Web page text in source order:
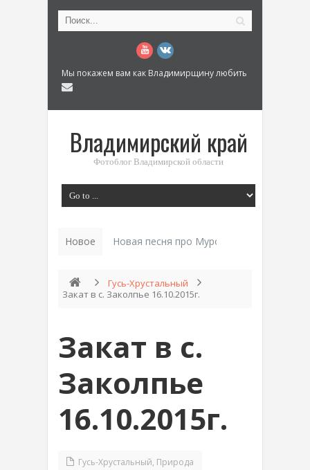
Мы покажем вам как Владимирщину любить
Владимирский край
Фотоблог Владимирской области
Новое Новая песня про Муром: «Былинный
Гусь-Хрустальный
Закат в с. Заколпье 16.10.2015г.
Закат в с.
Заколпье
16.10.2015г.
Гусь-Хрустальный, Природа